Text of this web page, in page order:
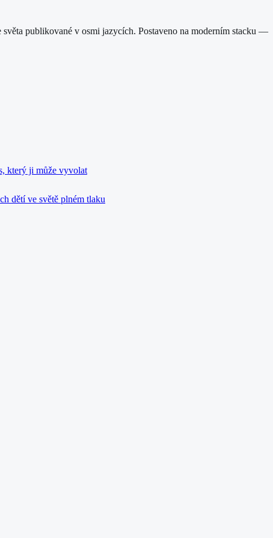
publikované v osmi jazycích. Postaveno na moderním stacku —
který ji může vyvolat
dětí ve světě plném tlaku